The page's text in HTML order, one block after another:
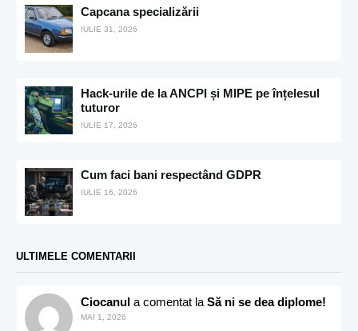
Capcana specializării
IULIE 31, 2026
Hack-urile de la ANCPI și MIPE pe înțelesul
tuturor
IULIE 17, 2026
Cum faci bani respectând GDPR
IULIE 16, 2026
ULTIMELE COMENTARII
Ciocanul a comentat la Să ni se dea diplome!
MAI 1, 2026